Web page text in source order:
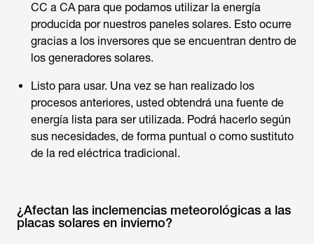
CC a CA para que podamos utilizar la energía
producida por nuestros paneles solares. Esto ocurre
gracias a los inversores que se encuentran dentro de
los generadores solares.
Listo para usar. Una vez se han realizado los
procesos anteriores, usted obtendrá una fuente de
energía lista para ser utilizada. Podrá hacerlo según
sus necesidades, de forma puntual o como sustituto
de la red eléctrica tradicional.
¿Afectan las inclemencias meteorológicas a las
placas solares en invierno?